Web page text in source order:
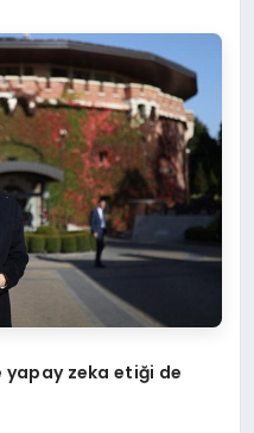
yapay zeka etiği de